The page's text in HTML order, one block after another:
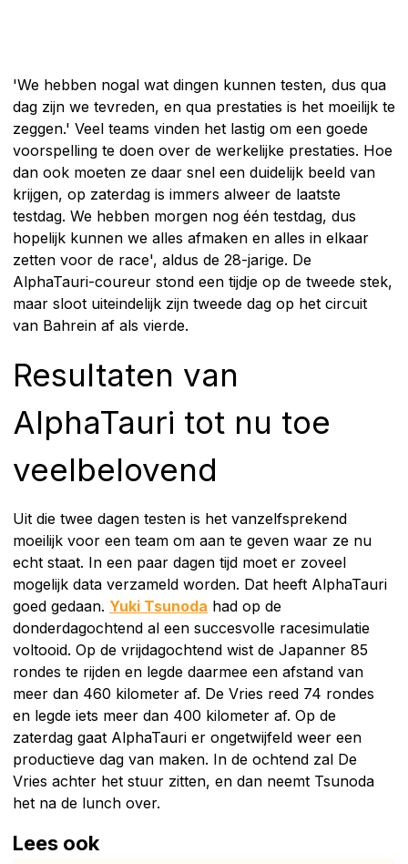
'We hebben nogal wat dingen kunnen testen, dus qua
dag zijn we tevreden, en qua prestaties is het moeilijk te
zeggen.' Veel teams vinden het lastig om een goede
voorspelling te doen over de werkelijke prestaties. Hoe
dan ook moeten ze daar snel een duidelijk beeld van
krijgen, op zaterdag is immers alweer de laatste
testdag. We hebben morgen nog één testdag, dus
hopelijk kunnen we alles afmaken en alles in elkaar
zetten voor de race', aldus de 28-jarige. De
AlphaTauri-coureur stond een tijdje op de tweede stek,
maar sloot uiteindelijk zijn tweede dag op het circuit
van Bahrein af als vierde.
Resultaten van
AlphaTauri tot nu toe
veelbelovend
Uit die twee dagen testen is het vanzelfsprekend
moeilijk voor een team om aan te geven waar ze nu
echt staat. In een paar dagen tijd moet er zoveel
mogelijk data verzameld worden. Dat heeft AlphaTauri
goed gedaan. Yuki Tsunoda had op de
donderdagochtend al een succesvolle racesimulatie
voltooid. Op de vrijdagochtend wist de Japanner 85
rondes te rijden en legde daarmee een afstand van
meer dan 460 kilometer af. De Vries reed 74 rondes
en legde iets meer dan 400 kilometer af. Op de
zaterdag gaat AlphaTauri er ongetwijfeld weer een
productieve dag van maken. In de ochtend zal De
Vries achter het stuur zitten, en dan neemt Tsunoda
het na de lunch over.
Lees ook